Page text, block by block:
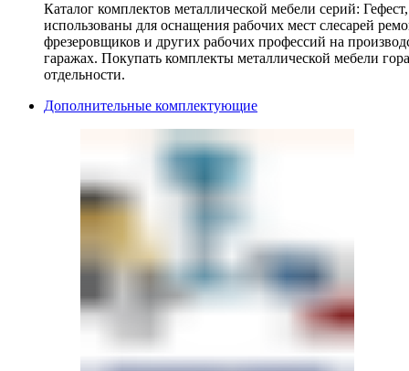
Каталог комплектов металлической мебели серий:
использованы для оснащения рабочих мест слесарей
фрезеровщиков и других рабочих профессий на
гаражах. Покупать комплекты металлической мебели
отдельности.
Дополнительные комплектующие